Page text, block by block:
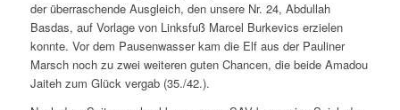
der überraschende Ausgleich, den unsere Nr. 24, Abdullah
Basdas, auf Vorlage von Linksfuß Marcel Burkevics erzielen
konnte. Vor dem Pausenwasser kam die Elf aus der Pauliner
Marsch noch zu zwei weiteren guten Chancen, die beide Amadou
Jaiteh zum Glück vergab (35./42.).